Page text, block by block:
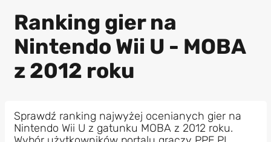
Ranking gier na
Nintendo Wii U - MOBA
z 2012 roku
Sprawdź ranking najwyżej ocenianych gier na
Nintendo Wii U z gatunku MOBA z 2012 roku.